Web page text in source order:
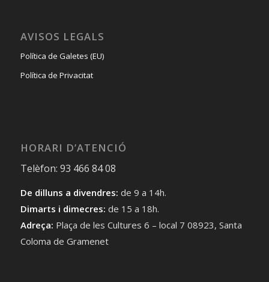
AVISOS LEGALS
Política de Galetes (EU)
Política de Privacitat
HORARI D’ATENCIÓ
Telèfon: 93 466 84 08
De dilluns a divendres: de 9 a 14h.
Dimarts i dimecres: de 15 a 18h.
Adreça: Plaça de les Cultures 6 – local 7 08923, Santa
Coloma de Gramenet